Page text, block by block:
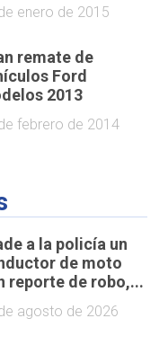
enero de 2015
remate de
Ford
2013
febrero de 2014
a la policía un
de moto
reporte de robo,...
agosto de 2026